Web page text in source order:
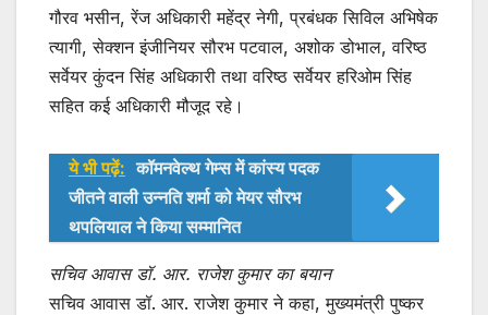
गौरव भसीन, रेंज अधिकारी महेंद्र नेगी, प्रबंधक सिविल अभिषेक
त्यागी, सेक्शन इंजीनियर सौरभ पटवाल, अशोक डोभाल, वरिष्ठ
सर्वेयर कुंदन सिंह अधिकारी तथा वरिष्ठ सर्वेयर हरिओम सिंह
सहित कई अधिकारी मौजूद रहे।
ये भी पढ़ें: कॉमनवेल्थ गेम्स में कांस्य पदक
जीतने वाली उन्नति शर्मा को मेयर सौरभ
थपलियाल ने किया सम्मानित
सचिव आवास डॉ. आर. राजेश कुमार का बयान
सचिव आवास डॉ. आर. राजेश कुमार ने कहा, मुख्यमंत्री पुष्कर